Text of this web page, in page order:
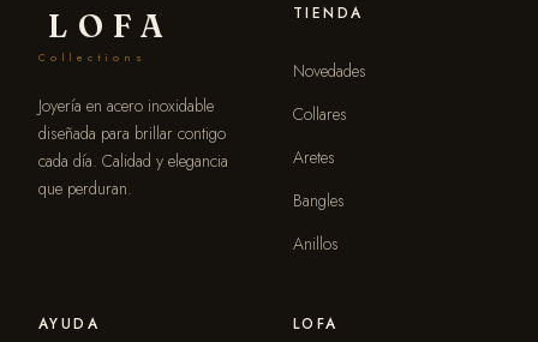
LOFA
Collections
Joyería en acero inoxidable
diseñada para brillar contigo
cada día. Calidad y elegancia
que perduran.
TIENDA
Novedades
Collares
Aretes
Bangles
Anillos
AYUDA LOFA